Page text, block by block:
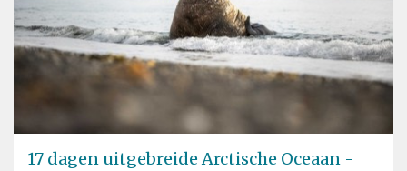
17 dagen uitgebreide Arctische Oceaan -